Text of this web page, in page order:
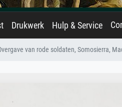
Drukwerk Hulp & Service
van rode soldaten, Somosierra,